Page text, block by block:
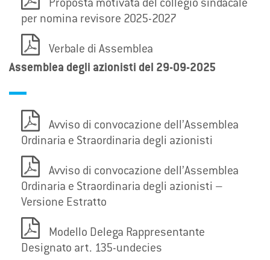
Proposta motivata del collegio sindacale
per nomina revisore 2025-2027
Verbale di Assemblea
Assemblea degli azionisti del 29-09-2025
Avviso di convocazione dell’Assemblea
Ordinaria e Straordinaria degli azionisti
Avviso di convocazione dell’Assemblea
Ordinaria e Straordinaria degli azionisti –
Versione Estratto
Modello Delega Rappresentante
Designato art. 135-undecies